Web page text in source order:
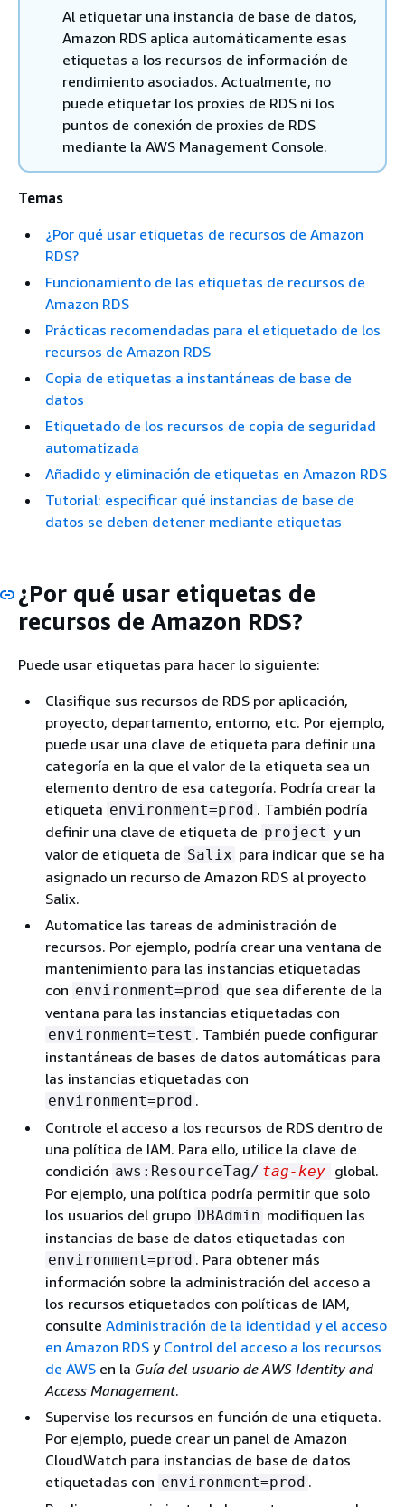
Al etiquetar una instancia de base de datos,
Amazon RDS aplica automáticamente esas
etiquetas a los recursos de información de
rendimiento asociados. Actualmente, no
puede etiquetar los proxies de RDS ni los
puntos de conexión de proxies de RDS
mediante la AWS Management Console.
Temas
¿Por qué usar etiquetas de recursos de Amazon
RDS?
Funcionamiento de las etiquetas de recursos de
Amazon RDS
Prácticas recomendadas para el etiquetado de los
recursos de Amazon RDS
Copia de etiquetas a instantáneas de base de
datos
Etiquetado de los recursos de copia de seguridad
automatizada
Añadido y eliminación de etiquetas en Amazon RDS
Tutorial: especificar qué instancias de base de
datos se deben detener mediante etiquetas
¿Por qué usar etiquetas de
recursos de Amazon RDS?
Puede usar etiquetas para hacer lo siguiente:
Clasifique sus recursos de RDS por aplicación,
proyecto, departamento, entorno, etc. Por ejemplo,
puede usar una clave de etiqueta para definir una
categoría en la que el valor de la etiqueta sea un
elemento dentro de esa categoría. Podría crear la
etiqueta environment=prod . También podría
definir una clave de etiqueta de project y un
valor de etiqueta de Salix para indicar que se ha
asignado un recurso de Amazon RDS al proyecto
Salix.
Automatice las tareas de administración de
recursos. Por ejemplo, podría crear una ventana de
mantenimiento para las instancias etiquetadas
con environment=prod que sea diferente de la
ventana para las instancias etiquetadas con
environment=test . También puede configurar
instantáneas de bases de datos automáticas para
las instancias etiquetadas con
environment=prod .
Controle el acceso a los recursos de RDS dentro de
una política de IAM. Para ello, utilice la clave de
condición aws:ResourceTag/ tag-key global.
Por ejemplo, una política podría permitir que solo
los usuarios del grupo DBAdmin modifiquen las
instancias de base de datos etiquetadas con
environment=prod . Para obtener más
información sobre la administración del acceso a
los recursos etiquetados con políticas de IAM,
consulte Administración de la identidad y el acceso
en Amazon RDS y Control del acceso a los recursos
de AWS en la Guía del usuario de AWS Identity and
Access Management.
Supervise los recursos en función de una etiqueta.
Por ejemplo, puede crear un panel de Amazon
CloudWatch para instancias de base de datos
etiquetadas con environment=prod .